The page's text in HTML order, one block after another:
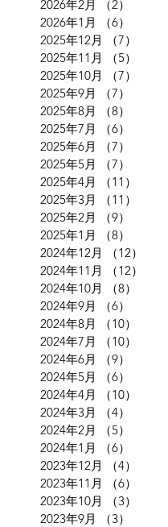
2026年2月
（2）
2026年1月
（6）
2025年12月
（7）
2025年11月
（5）
2025年10月
（7）
2025年9月
（7）
2025年8月
（8）
2025年7月
（6）
2025年6月
（7）
2025年5月
（7）
2025年4月
（11）
2025年3月
（11）
2025年2月
（9）
2025年1月
（8）
2024年12月
（12）
2024年11月
（12）
2024年10月
（8）
2024年9月
（6）
2024年8月
（10）
2024年7月
（10）
2024年6月
（9）
2024年5月
（6）
2024年4月
（10）
2024年3月
（4）
2024年2月
（5）
2024年1月
（6）
2023年12月
（4）
2023年11月
（6）
2023年10月
（3）
2023年9月
（3）